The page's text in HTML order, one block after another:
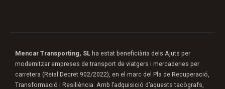
Mencar Transporting, SL ha estat beneficiària dels Ajuts per
modernitzar empreses de transport de viatgers i mercaderies per
carretera (Reial Decret 902/2022), en el marc del Pla de Recuperació,
Transformació i Resiliència. Amb l’adquisició d’aquests tacògrafs,